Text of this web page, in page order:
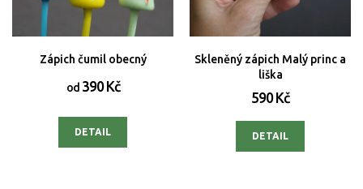
Zápich čumil obecný
od390 Kč
DETAIL
Skleněný zápich Malý princ a
liška
590 Kč
DETAIL